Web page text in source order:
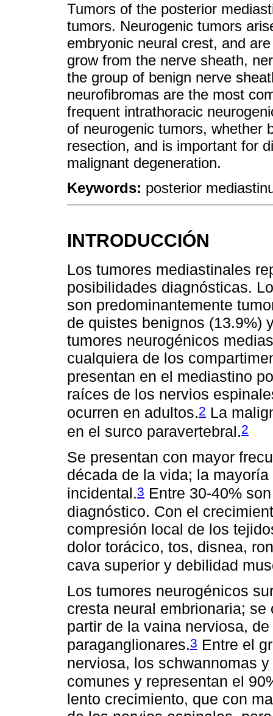
Tumors of the posterior
tumors. Neurogenic tumors
embryonic neural crest, and
grow from the nerve sheath,
the group of benign nerve
neurofibromas are the most
frequent intrathoracic
of neurogenic tumors, whether
resection, and is important for
malignant degeneration.
Keywords: posterior
INTRODUCCIÓN
Los tumores mediastinales
posibilidades diagnósticas.
son predominantemente
de quistes benignos (13.9%)
tumores neurogénicos
cualquiera de los
presentan en el mediastino
raíces de los nervios
ocurren en adultos.2 La
en el surco paravertebral.2
Se presentan con mayor
década de la vida; la
incidental.3 Entre 30-40%
diagnóstico. Con el
compresión local de los
dolor torácico, tos, disnea,
cava superior y debilidad
Los tumores neurogénicos
cresta neural embrionaria;
partir de la vaina nerviosa,
paraganglionares.3 Entre el
nerviosa, los schwannomas
comunes y representan el
lento crecimiento, que con